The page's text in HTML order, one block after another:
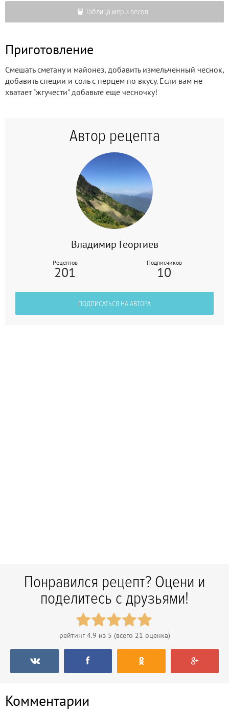
Таблица мер и весов
Приготовление
Смешать сметану и майонез, добавить измельченный чеснок,
добавить специи и соль с перцем по вкусу. Если вам не
хватает "жгучести" добавьте еще чесночку!
Автор рецепта
Владимир Георгиев
Рецептов
201
Подписчиков
10
ПОДПИСАТЬСЯ НА АВТОРА
Понравился рецепт? Оцени и
поделитесь с друзьями!
рейтинг4.9 из 5 (всего 21 оценка)
Комментарии